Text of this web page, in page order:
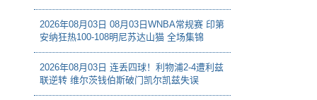
2026年08月03日 08月03日WNBA常规赛 印第
安纳狂热100-108明尼苏达山猫 全场集锦
2026年08月03日 连丢四球！利物浦2-4遭利兹
联逆转 维尔茨钱伯斯破门凯尔凯兹失误